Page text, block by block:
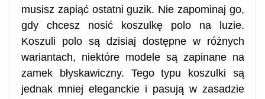
musisz zapiąć ostatni guzik. Nie zapominaj go,
gdy chcesz nosić koszulkę polo na luzie.
Koszuli polo są dzisiaj dostępne w różnych
wariantach, niektóre modele są zapinane na
zamek błyskawiczny. Tego typu koszulki są
jednak mniej eleganckie i pasują w zasadzie